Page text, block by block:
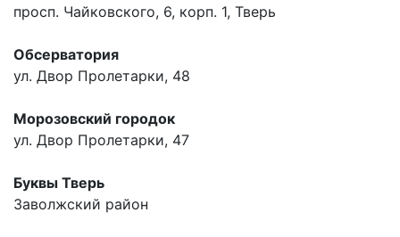
просп. Чайковского, 6, корп. 1, Тверь
Обсерватория
ул. Двор Пролетарки, 48
Морозовский городок
ул. Двор Пролетарки, 47
Буквы Тверь
Заволжский район